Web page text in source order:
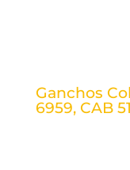
Ganchos
6959, CAB